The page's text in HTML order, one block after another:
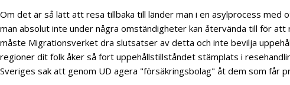
Om det är så lätt att resa tillbaka till länder man i en asylprocess med
man absolut inte under några omständigheter kan återvända till för
måste Migrationsverket dra slutsatser av detta och inte bevilja
regioner dit folk åker så fort uppehållstillståndet stämplats i
Sveriges sak att genom UD agera "försäkringsbolag" åt dem som får